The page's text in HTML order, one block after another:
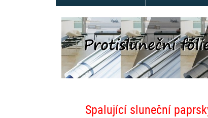
Spalující sluneční